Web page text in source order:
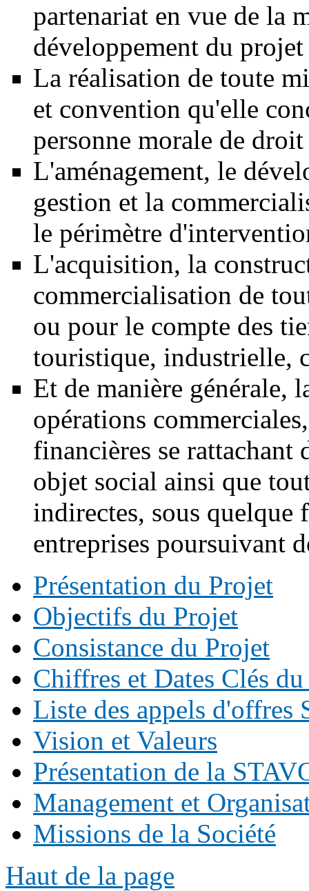
partenariat en vue de la
développement du
La réalisation de toute
et convention qu'elle
personne morale de
L'aménagement, le
gestion et la
le périmètre
L'acquisition, la
commercialisation de
ou pour le compte des
touristique, industrielle,
Et de manière générale,
opérations
financières se rattachant
objet social ainsi que
indirectes, sous quelque
entreprises poursuivant
Présentation du Projet
Objectifs du Projet
Consistance du Projet
Chiffres et Dates Clés
Liste des appels d'offres
Vision et Valeurs
Présentation de la
Management et
Missions de la Société
Haut de la page